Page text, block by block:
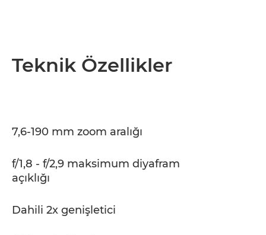
Teknik Özellikler
7,6-190 mm zoom aralığı
f/1,8 - f/2,9 maksimum diyafram
açıklığı
Dahili 2x genişletici